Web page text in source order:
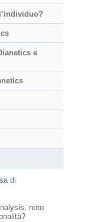
e
di
noto